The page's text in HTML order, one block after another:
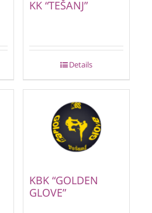
KK “TEŠANJ”
Details
KBK “GOLDEN
GLOVE”